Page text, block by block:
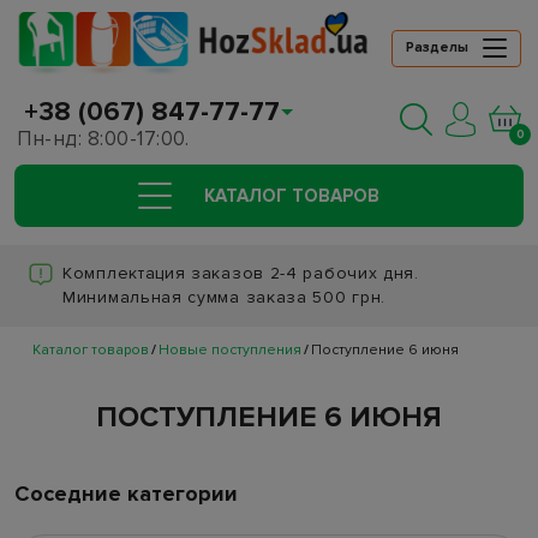
Разделы
+38 (067) 847-77-77
Пн-нд: 8:00-17:00. 0
КАТАЛОГ ТОВАРОВ
Комплектация заказов 2-4 рабочих дня.
Минимальная сумма заказа 500 грн.
Каталог товаров Новые поступления Поступление 6 июня
ПОСТУПЛЕНИЕ 6 ИЮНЯ
Соседние категории